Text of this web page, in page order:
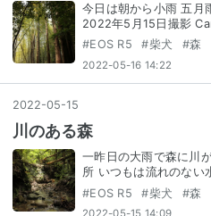
今日は朝から小雨 五月
2022年5月15日撮影
#EOS R5 #柴犬 #森
2022-05-16 14:22
2022-05-15
川のある森
一昨日の大雨で森に川
所 いつもは流れのない
#EOS R5 #柴犬 #森